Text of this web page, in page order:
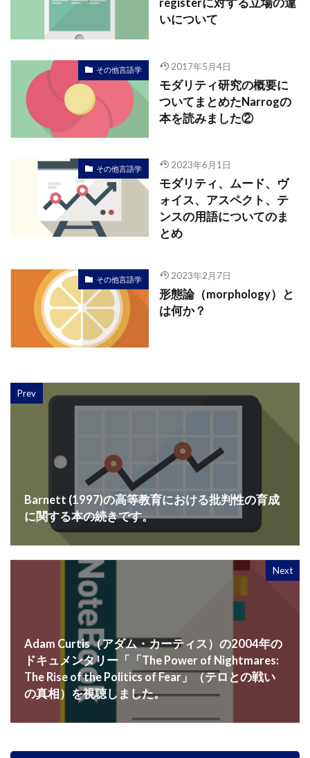
registerに対する立場の違
いについて
その他言語学 2017年5月4日
モダリティ研究の概要に
ついてまとめたNarrogの
本を読みました②
その他言語学 2023年6月1日
モダリティ、ムード、ヴ
ォイス、アスペクト、テ
ンスの用語についてのま
とめ
その他言語学 2023年2月7日
形態論（morphology）と
は何か？
Prev
Barnett (1997)の高等教育における批判性の育成
に関する本の続きです。
Next
Adam Curtis（アダム・カーティス）の2004年の
ドキュメンタリー「「The Power of Nightmares:
The Rise of the Politics of Fear」（テロとの戦い
の真相）を視聴しました。